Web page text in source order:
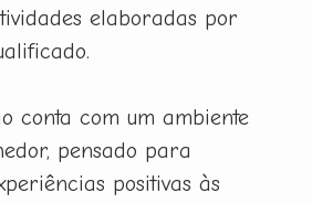
elaboradas por
conta com um ambiente
pensado para
positivas às